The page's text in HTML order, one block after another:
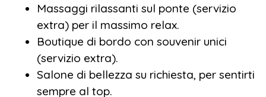
Massaggi rilassanti sul ponte (servizio
extra) per il massimo relax.
Boutique di bordo con souvenir unici
(servizio extra).
Salone di bellezza su richiesta, per sentirti
sempre al top.